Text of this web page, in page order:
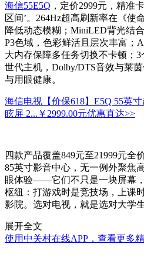
海信55E5Q ，定价2999元，精准
区间’。264Hz超高刷新率在《使
降低动态模糊；MiniLED背光结
P3色域，色彩鲜活且层次丰富；
大内存保障多任务切换不卡顿；
世代主机，Dolby/DTS音效与莱
与用眼健康。
海信电视【价保618】E5Q 55英
眩屏 2... ￥2999.00元优惠直达>>
四款产品覆盖849元至21999元全
85英寸影音中心，无一例外聚焦
眼体验——它们不只是一块屏幕
枢纽：打游戏时是竞技场，上课
影院。选对电视，就是选对大学
展开全文
使用中关村在线APP，查看更多